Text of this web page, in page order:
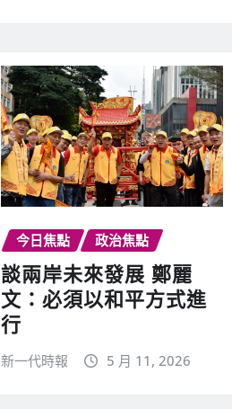
今日焦點 政治焦點
談兩岸未來發展 鄭麗
文：必須以和平方式進
行
新一代時報 5 月 11, 2026